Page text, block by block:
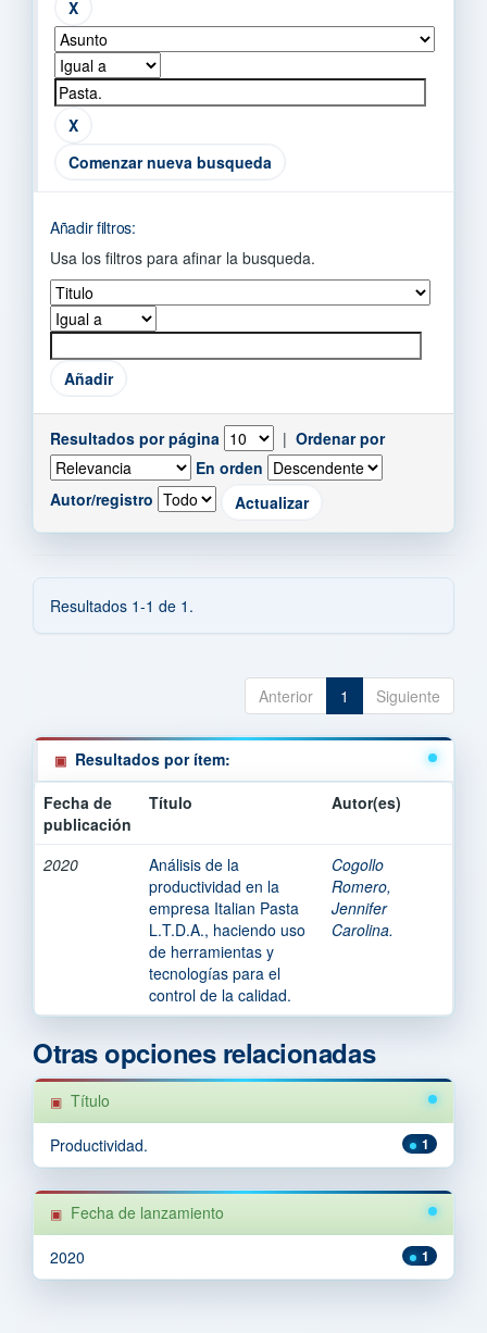
Comenzar nueva busqueda
Añadir filtros:
Usa los filtros para afinar la busqueda.
Resultados por página | Ordenar por
En orden
Autor/registro
Resultados 1-1 de 1.
Anterior 1 Siguiente
Resultados por ítem:
Fecha de
publicación
Título Autor(es)
2020
Análisis de la
productividad en la
empresa Italian Pasta
L.T.D.A., haciendo uso
de herramientas y
tecnologías para el
control de la calidad.
Cogollo
Romero,
Jennifer
Carolina.
Otras opciones relacionadas
Título
1
Productividad.
Fecha de lanzamiento
1
2020